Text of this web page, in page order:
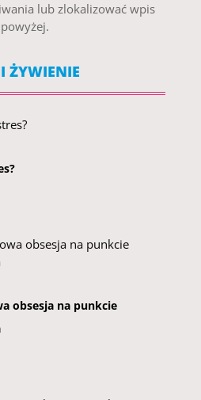
lub zlokalizować wpis
ŻYWIENIE
obsesja na punkcie